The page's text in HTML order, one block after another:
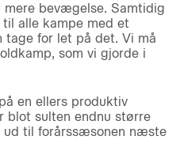
bevægelse. Samtidig
alle kampe med et
tage for let på det. Vi må
som vi gjorde i
en ellers produktiv
sulten endnu større
til forårssæsonen næste